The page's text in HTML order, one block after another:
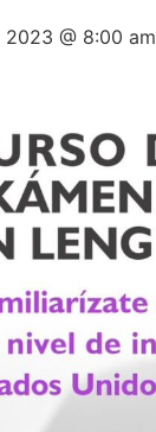
2023 @ 8:00 am